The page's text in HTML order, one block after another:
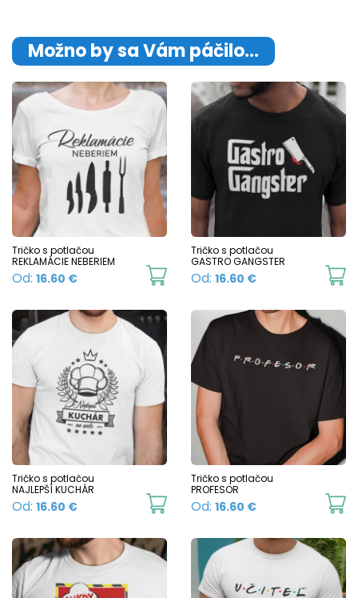
Možno by sa Vám páčilo…
Tričko s potlačou
REKLAMÁCIE NEBERIEM
Od: 16.60 €
This
has
multiple
variants.
The
options
may
chosen
on
product
page
Tričko s potlačou
GASTRO GANGSTER
Od: 16.60 €
Tričko s potlačou
NAJLEPŠÍ KUCHÁR
Od: 16.60 €
This
has
multiple
variants.
Tričko s potlačou
PROFESOR
Od: 16.60 €